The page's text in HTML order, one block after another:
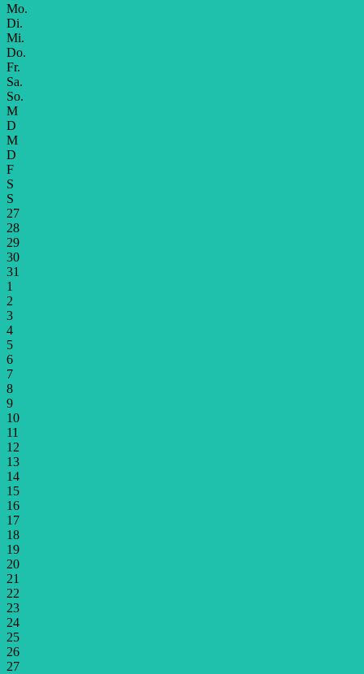
Mo.
Di.
Mi.
Do.
Fr.
Sa.
So.
M
D
M
D
F
S
S
27
28
29
30
31
1
2
3
4
5
6
7
8
9
10
11
12
13
14
15
16
17
18
19
20
21
22
23
24
25
26
27